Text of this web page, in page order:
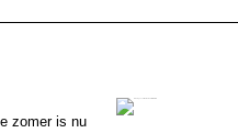
zomer is nu